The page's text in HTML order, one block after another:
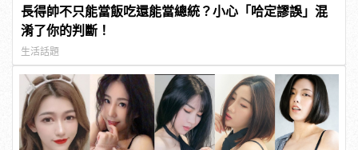
長得帥不只能當飯吃還能當總統？小心「哈定謬誤」混
淆了你的判斷！
生活話題